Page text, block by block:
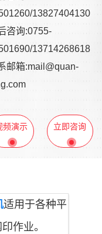
13827404130
咨询:0755-
13714268618
邮箱:mail@quan-
频演示 立即咨询
适用于各种平
作业。